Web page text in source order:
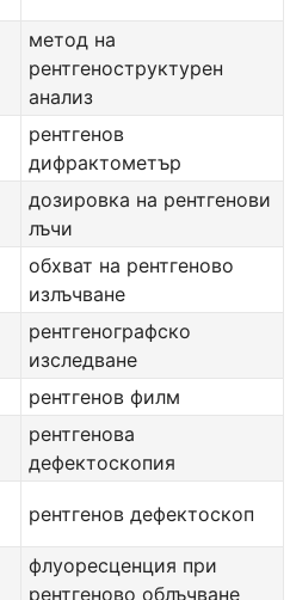
метод на
рентгеноструктурен
анализ
рентгенов
дифрактометър
дозировка на рентгенови
лъчи
обхват на рентгеново
излъчване
рентгенографско
изследване
рентгенов филм
рентгенова
дефектоскопия
рентгенов дефектоскоп
флуоресценция при
рентгеново облъчване